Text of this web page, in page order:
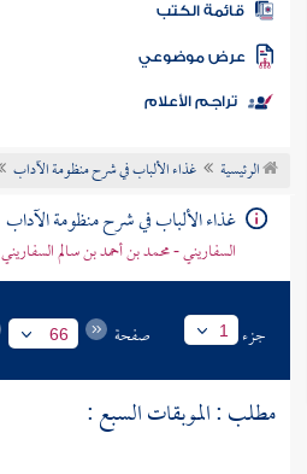
المكتبة
الكتب
موضوعي
تراجم الأعلام
الرئيسية غذاء الألباب في شرح منظومة الآداب
غذاء الألباب في شرح منظومة الآداب
السفاريني - محمد بن أحمد بن سالم السفاريني
جزء 1 صفحة 66
مطلب : الموبقات السبع :